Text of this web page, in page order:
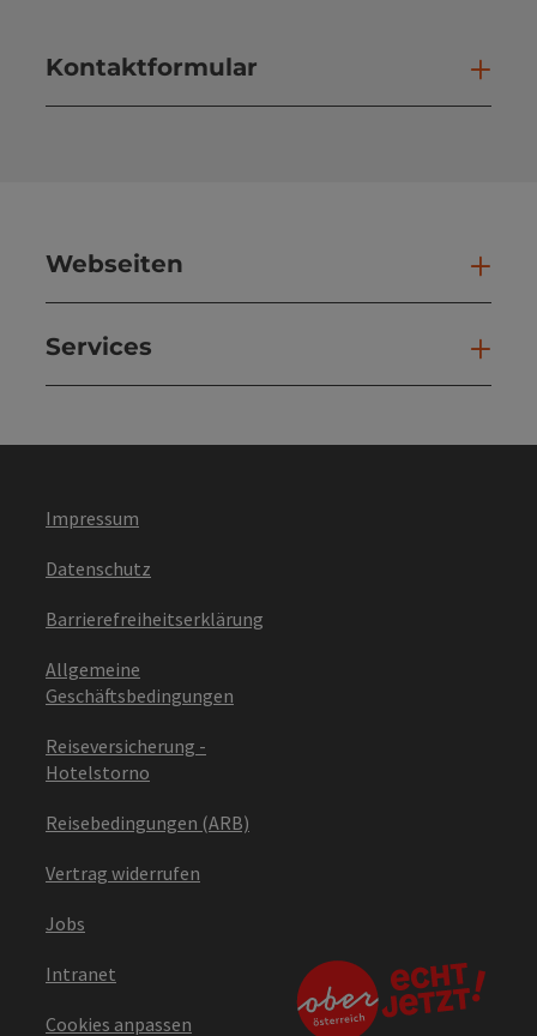
Kontaktformular
Webseiten
Services
Impressum
Datenschutz
Barrierefreiheitserklärung
Allgemeine
Geschäftsbedingungen
Reiseversicherung -
Hotelstorno
Reisebedingungen (ARB)
Vertrag widerrufen
Jobs
Intranet
Cookies anpassen